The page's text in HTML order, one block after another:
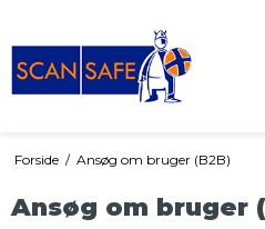
Forside / Ansøg om bruger (B2B)
Ansøg om bruger